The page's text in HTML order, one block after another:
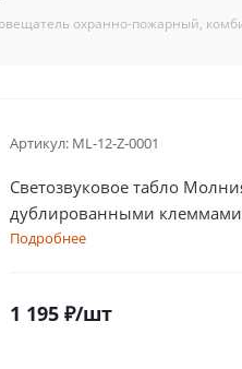
охранно-пожарный,
Артикул: ML-12-Z-0001
Светозвуковое табло
дублированными клеммами
Подробнее
1 195 ₽/шт